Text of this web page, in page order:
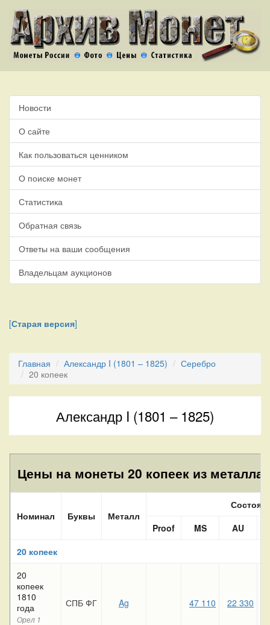
Новости
О сайте
Как пользоваться ценником
О поиске монет
Статистика
Обратная связь
Ответы на ваши сообщения
Владельцам аукционов
[Старая версия]
Главная Александр I (1801 – 1825)
Серебро
20 копеек
Александр I (1801 – 1825)
Цены на монеты 20 копеек из металла
Номинал Буквы Металл
Proof
MS
AU
20 копеек
20
копеек
1810
года
Орел 1
СПБ ФГ Ag 47 110 22 330